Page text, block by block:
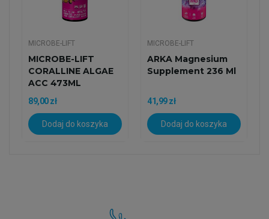
MICROBE-LIFT
MICROBE-LIFT
CORALLINE ALGAE
ACC 473ML
89,00 zł
Dodaj do koszyka
MICROBE-LIFT
ARKA Magnesium
Supplement 236 Ml
41,99 zł
Dodaj do koszyka